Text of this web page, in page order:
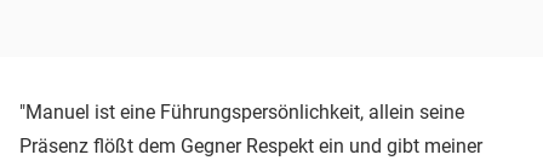
"Manuel ist eine Führungspersönlichkeit, allein seine
Präsenz flößt dem Gegner Respekt ein und gibt meiner